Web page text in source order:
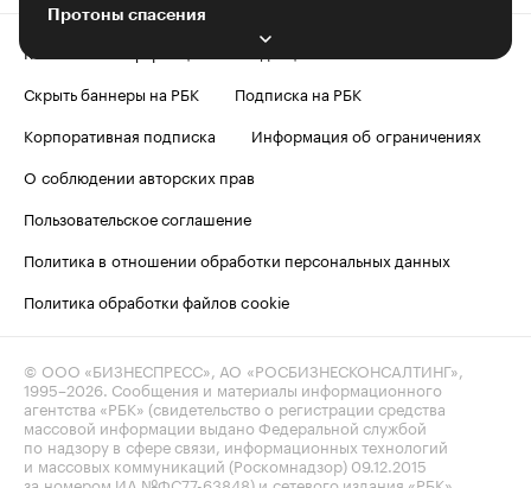
Протоны спасения
Контактная информация
Редакция
Скрыть баннеры на РБК
Подписка на РБК
Корпоративная подписка
Информация об ограничениях
О соблюдении авторских прав
Пользовательское соглашение
Политика в отношении обработки персональных данных
Политика обработки файлов cookie
© ООО «БИЗНЕСПРЕСС», АО «РОСБИЗНЕСКОНСАЛТИНГ»,
1995–2026 . Сообщения и материалы информационного
агентства «РБК» (свидетельство о регистрации средства
массовой информации выдано Федеральной службой
по надзору в сфере связи, информационных технологий
и массовых коммуникаций (Роскомнадзор) 09.12.2015
за номером ИА №ФС77-63848) и сетевого издания «РБК»